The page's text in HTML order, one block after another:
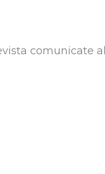
comunicate